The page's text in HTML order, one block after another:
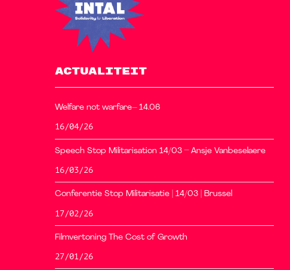
ACTUALITEIT
Welfare not warfare– 14.06
16/04/26
Speech Stop Militarisation 14/03 – Ansje Vanbeselaere
16/03/26
Conferentie Stop Militarisatie | 14/03 | Brussel
17/02/26
Filmvertoning The Cost of Growth
27/01/26